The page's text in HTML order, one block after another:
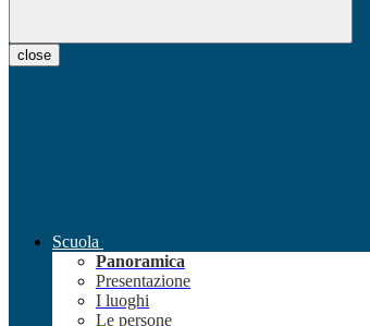
close
Scuola
Panoramica
Presentazione
I luoghi
Le persone